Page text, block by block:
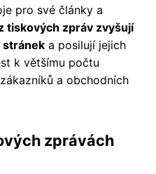
pro své články a
tiskových zpráv zvyšují
stránek a posilují jejich
k většímu počtu
a obchodních
zprávách